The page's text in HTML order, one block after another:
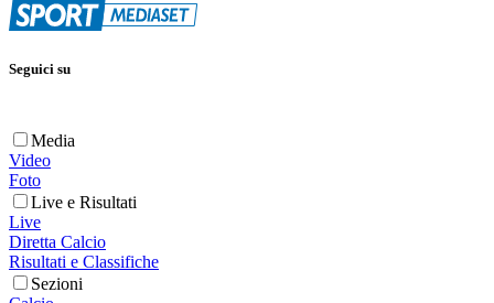
Seguici su
Media
Video
Foto
Live e Risultati
Live
Diretta Calcio
Risultati e Classifiche
Sezioni